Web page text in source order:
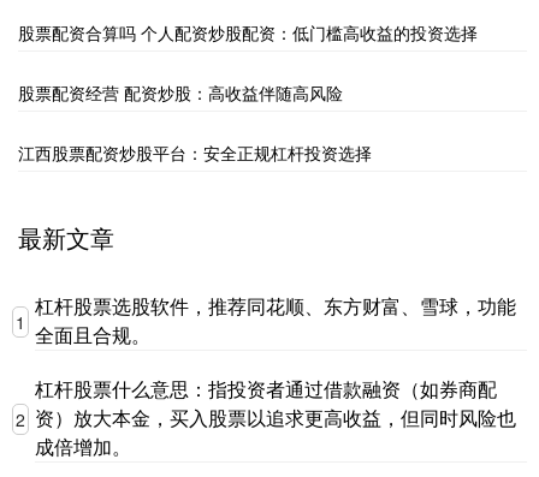
股票配资合算吗 个人配资炒股配资：低门槛高收益的投资选择
股票配资经营 配资炒股：高收益伴随高风险
江西股票配资炒股平台：安全正规杠杆投资选择
最新文章
1
杠杆股票选股软件，推荐同花顺、东方财富、雪球，功能
全面且合规。
2
杠杆股票什么意思：指投资者通过借款融资（如券商配
资）放大本金，买入股票以追求更高收益，但同时风险也
成倍增加。